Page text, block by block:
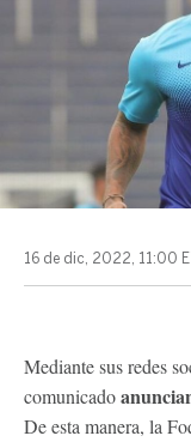
16 de dic, 2022, 11:00 ET
Mediante sus redes
comunicado
De esta manera, la